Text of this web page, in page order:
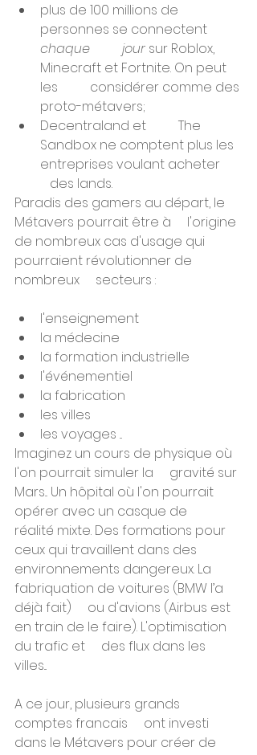
plus de 100 millions de
personnes se connectent
chaque          jour sur Roblox,
Minecraft et Fortnite. On peut
les          considérer comme des
proto-métavers;
Decentraland et          The
Sandbox ne comptent plus les
entreprises voulant acheter
   des lands.
Paradis des gamers au départ, le
Métavers pourrait être à     l'origine
de nombreux cas d'usage qui
pourraient révolutionner de
nombreux     secteurs :
l'enseignement
la médecine
la formation industrielle
l'événementiel
la fabrication
les villes
les voyages ...
Imaginez un cours de physique où
l'on pourrait simuler la     gravité sur
Mars... Un hôpital où l'on pourrait
opérer avec un casque de
réalité mixte. Des formations pour
ceux qui travaillent dans des
environnements dangereux. La
fabriquation de voitures (BMW l’a
déjà fait)     ou d'avions (Airbus est
en train de le faire). L'optimisation
du trafic et     des flux dans les
villes...
A ce jour, plusieurs grands
comptes francais     ont investi
dans le Métavers pour créer de